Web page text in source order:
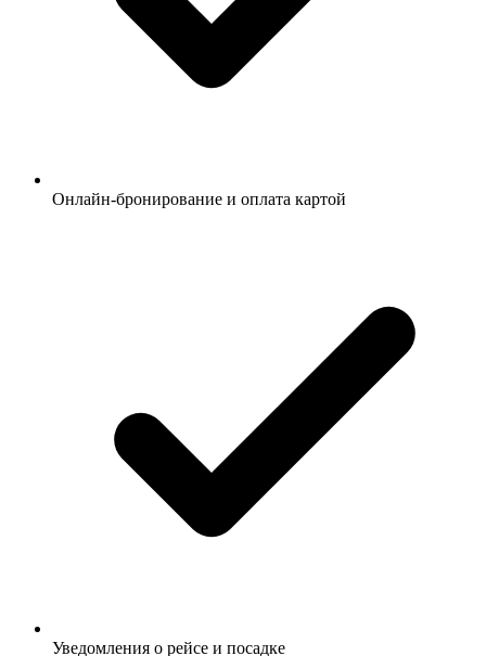
Онлайн-бронирование и оплата картой
Уведомления о рейсе и посадке